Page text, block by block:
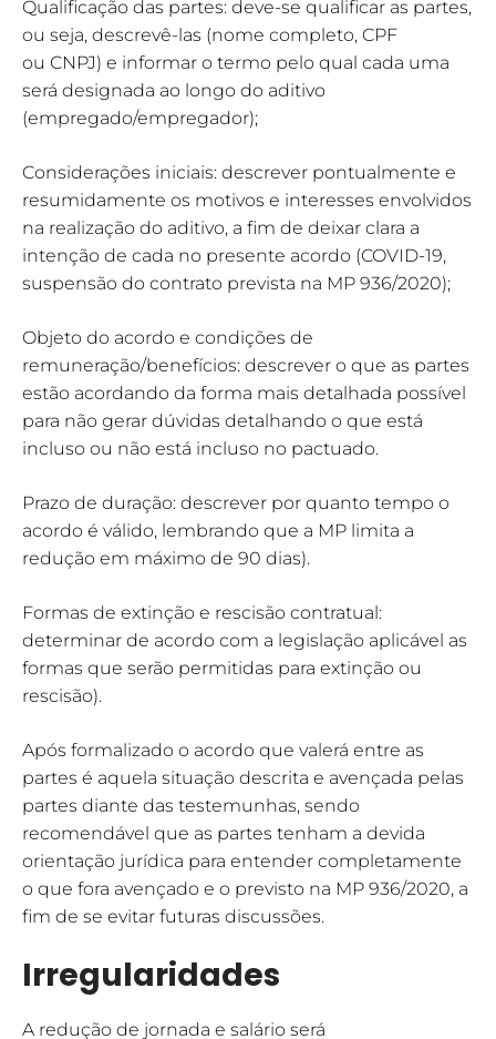
Qualificação das partes: deve-se qualificar as partes,
ou seja, descrevê-las (nome completo, CPF
ou CNPJ) e informar o termo pelo qual cada uma
será designada ao longo do aditivo
(empregado/empregador);
Considerações iniciais: descrever pontualmente e
resumidamente os motivos e interesses envolvidos
na realização do aditivo, a fim de deixar clara a
intenção de cada no presente acordo (COVID-19,
suspensão do contrato prevista na MP 936/2020);
Objeto do acordo e condições de
remuneração/benefícios: descrever o que as partes
estão acordando da forma mais detalhada possível
para não gerar dúvidas detalhando o que está
incluso ou não está incluso no pactuado.
Prazo de duração: descrever por quanto tempo o
acordo é válido, lembrando que a MP limita a
redução em máximo de 90 dias).
Formas de extinção e rescisão contratual:
determinar de acordo com a legislação aplicável as
formas que serão permitidas para extinção ou
rescisão).
Após formalizado o acordo que valerá entre as
partes é aquela situação descrita e avençada pelas
partes diante das testemunhas, sendo
recomendável que as partes tenham a devida
orientação jurídica para entender completamente
o que fora avençado e o previsto na MP 936/2020, a
fim de se evitar futuras discussões.
Irregularidades
A redução de jornada e salário será